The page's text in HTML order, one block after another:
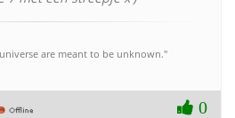
are meant to be unknown."
0